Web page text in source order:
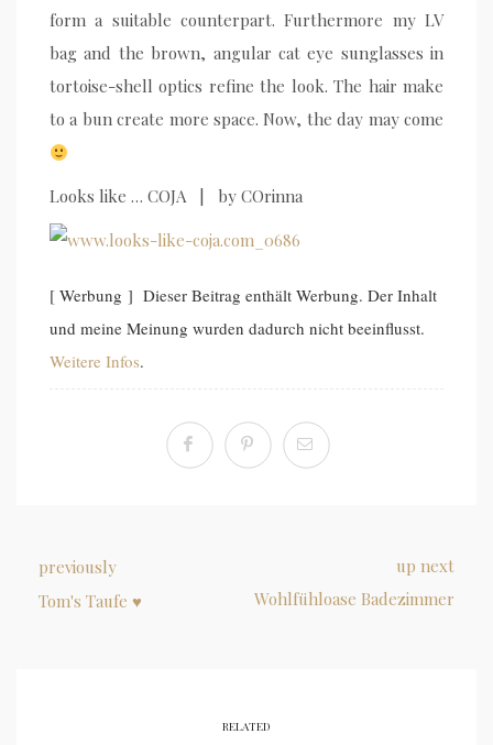
form a suitable counterpart. Furthermore my LV
bag and the brown, angular cat eye sunglasses in
tortoise-shell optics refine the look. The hair make
to a bun ​​create more space. Now, the day may come
Looks like … COJA | by COrinna
[ Werbung ] Dieser Beitrag enthält Werbung. Der Inhalt
und meine Meinung wurden dadurch nicht beeinflusst.
Weitere Infos.
previously
Tom's Taufe ♥
up next
Wohlfühloase Badezimmer
RELATED